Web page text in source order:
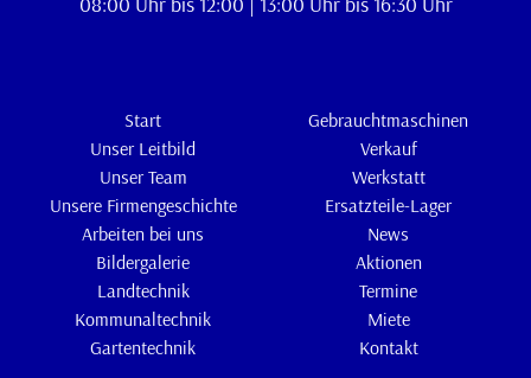
Start
Unser Leitbild
Unser Team
Unsere Firmengeschichte
Arbeiten bei uns
Bildergalerie
Landtechnik
Kommunaltechnik
Gartentechnik
Gebrauchtmaschinen
Verkauf
Werkstatt
Ersatzteile-Lager
News
Aktionen
Termine
Miete
Kontakt